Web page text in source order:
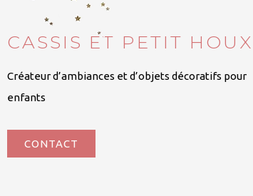
CASSIS ET PETIT HOUX
Créateur d’ambiances et d’objets décoratifs pour
enfants
CONTACT